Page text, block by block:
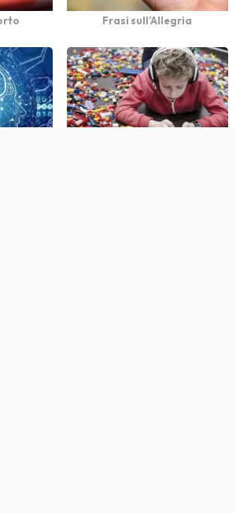
Frasi sull’Allegria